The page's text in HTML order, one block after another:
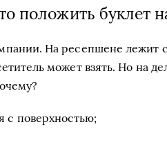
положить буклет
На ресепшене лежит
может взять. Но на
с поверхностью;